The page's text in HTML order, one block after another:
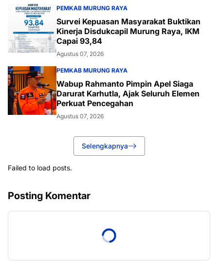
PEMKAB MURUNG RAYA
Survei Kepuasan Masyarakat Buktikan
Kinerja Disdukcapil Murung Raya, IKM
Capai 93,84
Agustus 07, 2026
PEMKAB MURUNG RAYA
Wabup Rahmanto Pimpin Apel Siaga
Darurat Karhutla, Ajak Seluruh Elemen
Perkuat Pencegahan
Agustus 07, 2026
Selengkapnya
Failed to load posts.
Posting Komentar